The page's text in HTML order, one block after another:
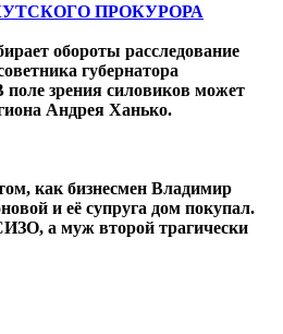
ПРОКУРОРА
обороты расследование
губернатора
зрения силовиков может
Андрея Ханько.
как бизнесмен Владимир
и её супруга дом покупал.
а муж второй трагически